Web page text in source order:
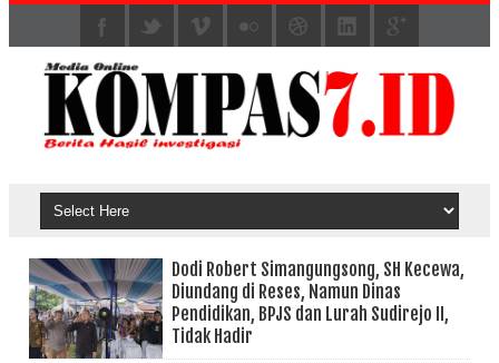
Dodi Robert Simangungsong, SH Kecewa,
Diundang di Reses, Namun Dinas
Pendidikan, BPJS dan Lurah Sudirejo II,
Tidak Hadir